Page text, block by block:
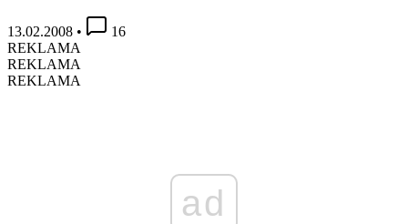
13.02.2008 •
16
REKLAMA
REKLAMA
REKLAMA
ad